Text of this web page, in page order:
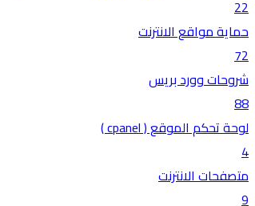
22
حماية مواقع الانترنت
72
شروحات وورد بريس
88
لوحة تحكم الموقع ( cpanel )
4
متصفحات الانترنت
9